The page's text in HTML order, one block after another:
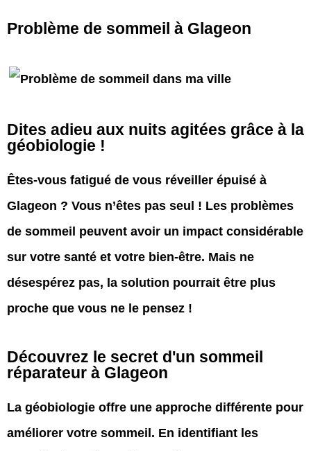
Problème de sommeil à Glageon
Dites adieu aux nuits agitées grâce à la
géobiologie !
Êtes-vous fatigué de vous réveiller épuisé à
Glageon ? Vous n’êtes pas seul ! Les problèmes
de sommeil peuvent avoir un impact considérable
sur votre santé et votre bien-être. Mais ne
désespérez pas, la solution pourrait être plus
proche que vous ne le pensez !
Découvrez le secret d'un sommeil
réparateur à Glageon
La géobiologie offre une approche différente pour
améliorer votre sommeil. En identifiant les